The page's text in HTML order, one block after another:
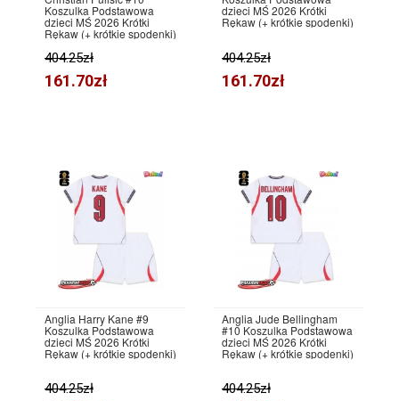
Koszulka Podstawowa
dzieci MŚ 2026 Krótki
Rękaw (+ krótkie spodenki)
404.25zł
161.70zł
dzieci MŚ 2026 Krótki
Rękaw (+ krótkie spodenki)
404.25zł
161.70zł
Anglia Harry Kane #9
Koszulka Podstawowa
dzieci MŚ 2026 Krótki
Rękaw (+ krótkie spodenki)
404.25zł
Anglia Jude Bellingham
#10 Koszulka Podstawowa
dzieci MŚ 2026 Krótki
Rękaw (+ krótkie spodenki)
404.25zł